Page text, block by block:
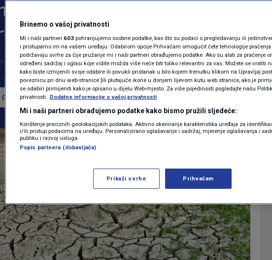
MAGAZIN
KOLUMNE
N1(DIS)INFO
KLIMATSKE PROMJENE
FOTO
VIDEO
će klimu kakvu ima
2023. 15:42 KLIMATSKE PROMJENE 0 komentara
Google izvor Više
Brinemo o vašoj privatnosti
Mi i naši partneri 603 pohranjujemo osobne podatke, kao što su podaci o pregledavanju ili
i pristupamo im na vašem uređaju. Odabirom opcije Prihvaćam omogućit ćete tehnologije praćenja
podržavaju svrhe za čije pružanje mi i naši partneri obrađujemo podatke. Ako su alati za praćenje
određeni sadržaj i oglasi koje vidite možda više neće biti toliko relevantni za vas. Možete se vratiti
kako biste izmijenili svoje odabire ili povukli pristanak u bilo kojem trenutku klikom na Upravljaj
poveznicu pri dnu web-stranice [ili plutajuće ikone u donjem lijevom kutu web stranice, ako je
se odabiri primijeniti kako je opisano u dijelu Web-mjesto. Za više pojedinosti pogledajte našu
privatnosti. Dodatne informacije o vašoj privatnosti
Mi i naši partneri obrađujemo podatke kako bismo pružili sljedeće:
Korištenje preciznih geolokacijskih podataka. Aktivno skeniranje karakteristika uređaja za
i/ili pristup podacima na uređaju. Personalizirano oglašavanje i sadržaj, mjerenje oglašavanja i
publiku i razvoj usluga.
Popis partnera (dobavljača)
Prikaži svrhe Prihvaćam